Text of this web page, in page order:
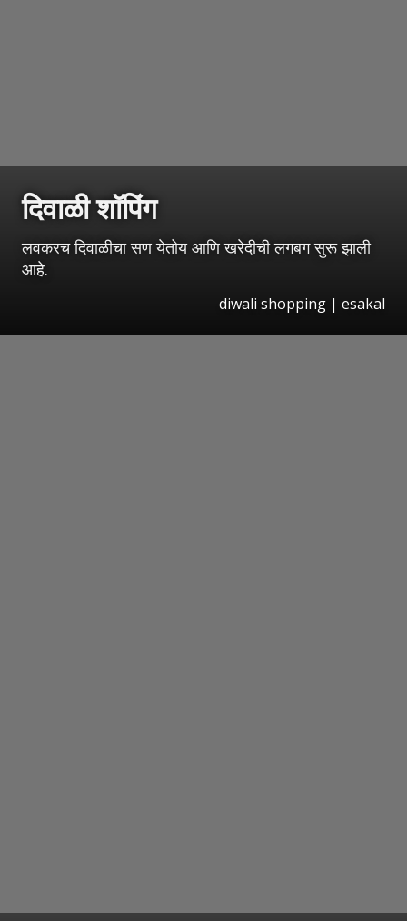
दिवाळी शॉपिंग
लवकरच दिवाळीचा सण येतोय आणि खरेदीची लगबग सुरू झाली
आहे.
diwali shopping | esakal